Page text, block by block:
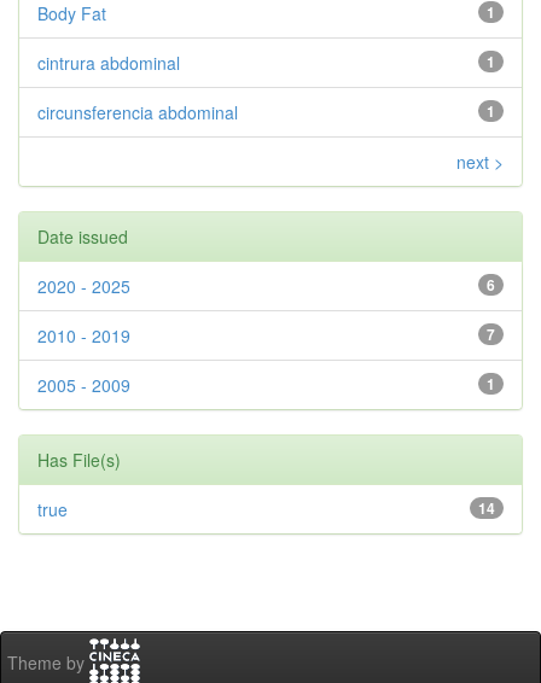
1
Body Fat
1
cintrura abdominal
1
circunsferencia abdominal
next >
Date issued
6
2020 - 2025
7
2010 - 2019
1
2005 - 2009
Has File(s)
14
true
Theme by